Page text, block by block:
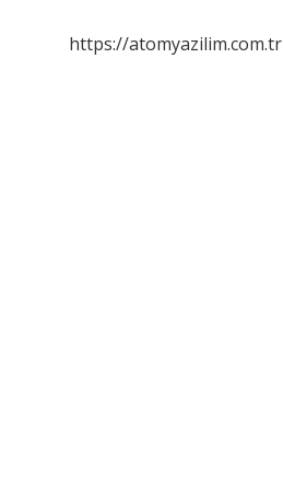
https://atomyazilim.com.tr